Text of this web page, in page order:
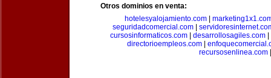
Otros dominios en venta:
hotelesyalojamiento.com|
seguridadcomercial.com|
cursosinformaticos.com
desarrollosagiles.com
directorioempleos.com
recursosenlinea.com